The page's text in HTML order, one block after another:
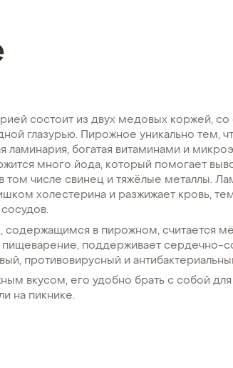
состоит из двух медовых коржей,
глазурью. Пирожное уникально тем,
ламинария, богатая витаминами и
много йода, который помогает
том числе свинец и тяжёлые металлы.
холестерина и разжижает кровь,
в пирожном, считается
пищеварение, поддерживает сердечно-
противовирусный и
вкусом, его удобно брать с собой
на пикнике.